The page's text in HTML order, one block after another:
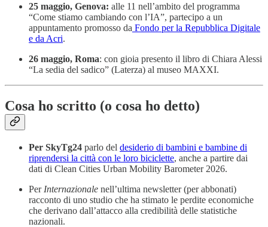
25 maggio, Genova: alle 11 nell’ambito del programma
“Come stiamo cambiando con l’IA”, partecipo a un
appuntamento promosso da Fondo per la Repubblica Digitale
e da Acri.
26 maggio, Roma: con gioia presento il libro di Chiara Alessi
“La sedia del sadico” (Laterza) al museo MAXXI.
Cosa ho scritto (o cosa ho detto)
Per SkyTg24 parlo del desiderio di bambini e bambine di
riprendersi la città con le loro biciclette, anche a partire dai
dati di Clean Cities Urban Mobility Barometer 2026.
Per Internazionale nell’ultima newsletter (per abbonati)
racconto di uno studio che ha stimato le perdite economiche
che derivano dall’attacco alla credibilità delle statistiche
nazionali.